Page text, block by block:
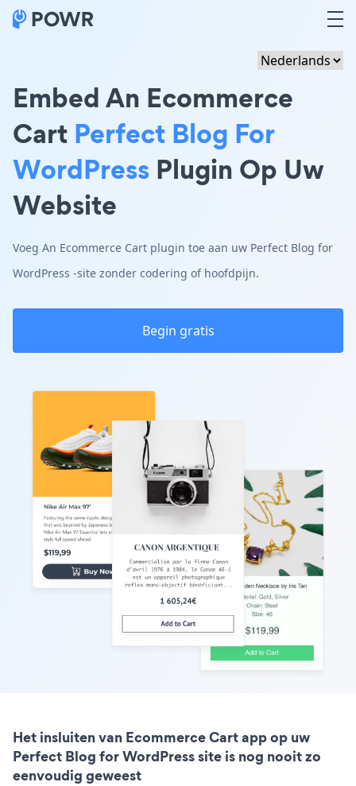
Embed An Ecommerce
Cart Perfect Blog For
WordPress Plugin Op Uw
Website
Voeg An Ecommerce Cart plugin toe aan uw Perfect Blog for
WordPress -site zonder codering of hoofdpijn.
Begin gratis
Het insluiten van Ecommerce Cart app op uw
Perfect Blog for WordPress site is nog nooit zo
eenvoudig geweest